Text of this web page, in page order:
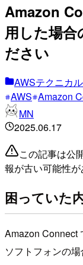
Amazon
用した場合
ださい
AWSテクニカ
AWS Amazon
MN
2025.06.17
この記事は公
報が古い可能性が
困っていた
Amazon Connect
ソフトフォンの